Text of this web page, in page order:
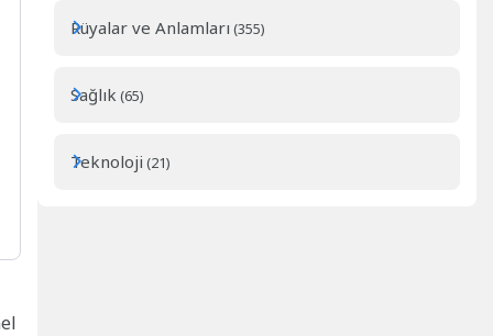
Rüyalar ve Anlamları (355)
Sağlık (65)
Teknoloji (21)